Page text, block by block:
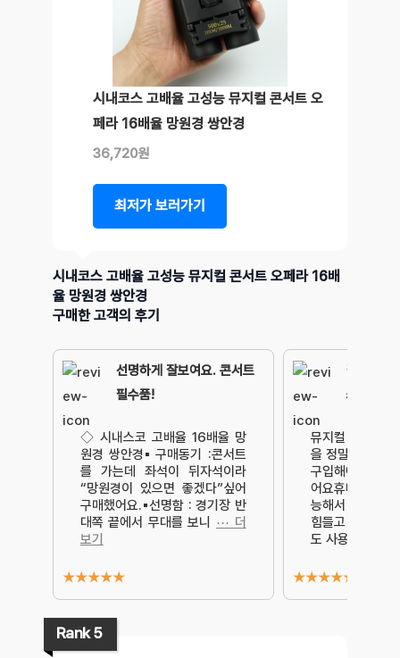
시내코스 고배율 고성능 뮤지컬 콘서트 오
페라 16배율 망원경 쌍안경
36,720원
최저가 보러가기
시내코스 고배율 고성능 뮤지컬 콘서트 오페라 16배
율 망원경 쌍안경
구매한 고객의 후기
선명하게 잘보여요. 콘서트
필수품!
◇ 시내스코 고배율 16배율 망
원경 쌍안경▪︎구매동기 :콘서트
를 가는데 좌석이 뒤자석이라
“망원경이 있으면 좋겠다”싶어
구매했어요.▪︎선명함 : 경기장 반
대쪽 끝에서 무대를 보니 ⋯ 더
보기
★★★★★
잘보이고
쓰기에도
뮤지컬 지난번
을 정말 많이 느
구입해야지하
어요휴대폰홀
능해서 말이지
힘들고 하기는
도 사용하
★★★★★
Rank 5